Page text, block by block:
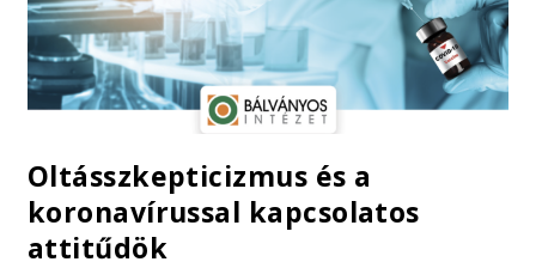
Oltásszkepticizmus és a
koronavírussal kapcsolatos
attitűdök